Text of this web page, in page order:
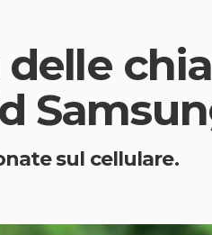
sul cellulare.